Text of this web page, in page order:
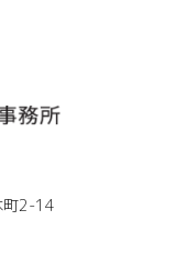
2-14